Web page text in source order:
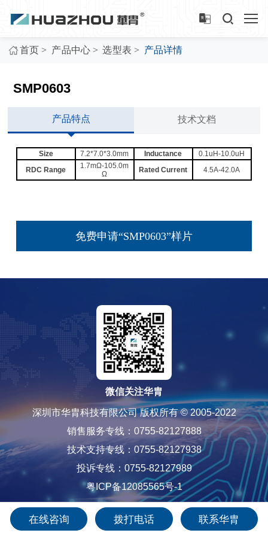
首页 > 产品中心 > 选型表 > 产品详情
SMP0603
产品特点 技术文档
Size 7.2*7.0*3.0mm Inductance
0.1uH-10.0uH
RDC Range
1.7mΩ-105.0m
Ω
Rated Current 4.5A-42.0A
免费申请“SMP0603”样片
微信关注华胄
深圳市华胄科技有限公司 版权所有 © 2005-2022
销售服务专线：0755-82127888
技术支持专线：0755-82127938
投诉专线：0755-82127989
粤ICP备12085565号-1
在线咨询 拨打电话 联系华胄